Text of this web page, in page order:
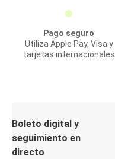
Pago seguro
Utiliza Apple Pay, Visa y
tarjetas internacionales
Boleto digital y
seguimiento en
directo